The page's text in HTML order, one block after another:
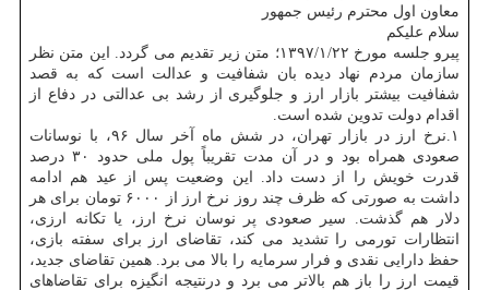
معاون اول محترم رئیس جمهور
سلام علیكم
پیرو جلسه مورخ ۱۳۹۷/۱/۲۲؛ متن زیر تقدیم می گردد. این متن نظر
سازمان مردم نهاد دیده بان شفافیت و عدالت است كه به قصد
شفافیت بیشتر بازار ارز و جلوگیری از رشد بی عدالتی در دفاع از
اقدام دولت تدوین شده است.
۱.نرخ ارز در بازار تهران، در شش ماه آخر سال ۹۶، با نوسانات
صعودی همراه بود و در آن مدت تقریباً پول ملی حدود ۳۰ درصد
قدرت خویش را از دست داد. این وضعیت پس از عید هم ادامه
داشت به صورتی كه ظرف چند روز نرخ ارز از ۶۰۰۰ تومان برای هر
دلار هم گذشت. سیر صعودی پر نوسان نرخ ارز، یا تكانه ارزی،
انتظارات تورمی را تشدید می كند، تقاضای ارز برای سفته بازی،
حفظ دارایی نقدی و فرار سرمایه را بالا می برد. همین تقاضای جدید،
قیمت ارز را باز هم بالاتر می برد و درنتیجه انگیزه برای تقاضاهای